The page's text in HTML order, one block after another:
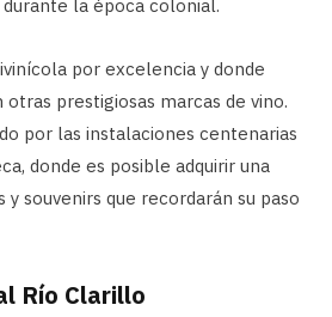
la época colonial.
por excelencia y donde
prestigiosas marcas de vino.
por las instalaciones centenarias
donde es posible adquirir una
y souvenirs que recordarán su paso
Río Clarillo